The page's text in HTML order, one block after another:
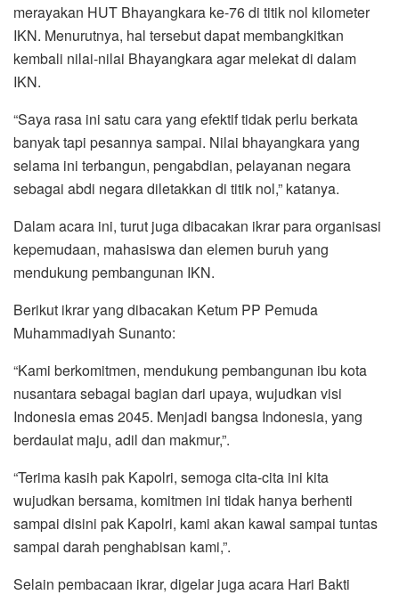
merayakan HUT Bhayangkara ke-76 di titik nol kilometer
IKN. Menurutnya, hal tersebut dapat membangkitkan
kembali nilai-nilai Bhayangkara agar melekat di dalam
IKN.
“Saya rasa ini satu cara yang efektif tidak perlu berkata
banyak tapi pesannya sampai. Nilai bhayangkara yang
selama ini terbangun, pengabdian, pelayanan negara
sebagai abdi negara diletakkan di titik nol,” katanya.
Dalam acara ini, turut juga dibacakan ikrar para organisasi
kepemudaan, mahasiswa dan elemen buruh yang
mendukung pembangunan IKN.
Berikut ikrar yang dibacakan Ketum PP Pemuda
Muhammadiyah Sunanto:
“Kami berkomitmen, mendukung pembangunan ibu kota
nusantara sebagai bagian dari upaya, wujudkan visi
Indonesia emas 2045. Menjadi bangsa Indonesia, yang
berdaulat maju, adil dan makmur,”.
“Terima kasih pak Kapolri, semoga cita-cita ini kita
wujudkan bersama, komitmen ini tidak hanya berhenti
sampai disini pak Kapolri, kami akan kawal sampai tuntas
sampai darah penghabisan kami,”.
Selain pembacaan ikrar, digelar juga acara Hari Bakti